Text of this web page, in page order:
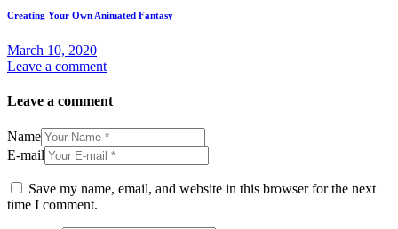
Creating Your Own Animated Fantasy
March 10, 2020
Leave a comment
Leave a comment
Name
E-mail
Save my name, email, and website in this browser for the next
time I comment.